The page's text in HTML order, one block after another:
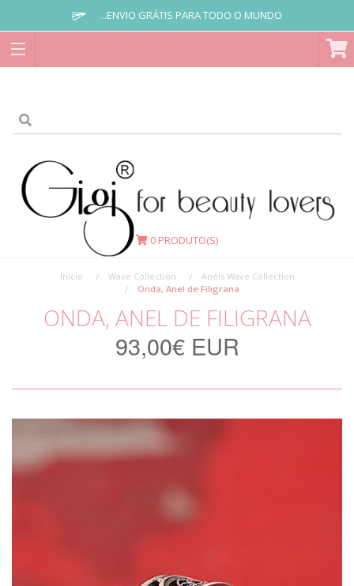
...ENVIO GRÁTIS PARA TODO O MUNDO
0 PRODUTO(S)
Início Wave Collection
Anéis Wave Collection
Onda, Anel de Filigrana
ONDA, ANEL DE FILIGRANA
93,00€ EUR